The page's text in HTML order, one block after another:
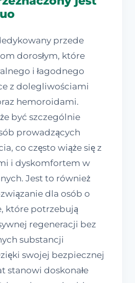
przede
dorosłym, które
i łagodnego
z dolegliwościami
hemoroidami.
być szczególnie
prowadzących
co często wiąże się z
i dyskomfortem w
Jest to również
dla osób o
które potrzebują
regeneracji bez
substancji
swojej bezpiecznej
stanowi doskonałe